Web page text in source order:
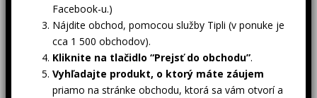
Facebook-u.)
Nájdite obchod, pomocou služby Tipli (v ponuke je
cca 1 500 obchodov).
Kliknite na tlačidlo “Prejsť do obchodu”.
Vyhľadajte produkt, o ktorý máte záujem
priamo na stránke obchodu, ktorá sa vám otvorí a